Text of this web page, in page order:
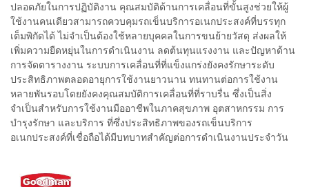
ปลอดภัยในการปฏิบัติงาน คุณสมบัติด้านการเคลื่อนที่ขั้นสูงช่วยให้ผู้
ใช้งานคนเดียวสามารถควบคุมรถเข็นบริการอเนกประสงค์ที่บรรทุก
เต็มพิกัดได้ ไม่จำเป็นต้องใช้หลายบุคคลในการขนย้ายวัสดุ ส่งผลให้
เพิ่มความยืดหยุ่นในการดำเนินงาน ลดต้นทุนแรงงาน และปัญหาด้าน
การจัดตารางงาน ระบบการเคลื่อนที่ที่แข็งแกร่งยังคงรักษาระดับ
ประสิทธิภาพตลอดอายุการใช้งานยาวนาน ทนทานต่อการใช้งาน
หลายพันรอบโดยยังคงคุณสมบัติการเคลื่อนที่ที่ราบรื่น ซึ่งเป็นสิ่ง
จำเป็นสำหรับการใช้งานมืออาชีพในภาคสุขภาพ อุตสาหกรรม การ
บำรุงรักษา และบริการ ที่ซึ่งประสิทธิภาพของรถเข็นบริการ
อเนกประสงค์ที่เชื่อถือได้มีบทบาทสำคัญต่อการดำเนินงานประจำวัน